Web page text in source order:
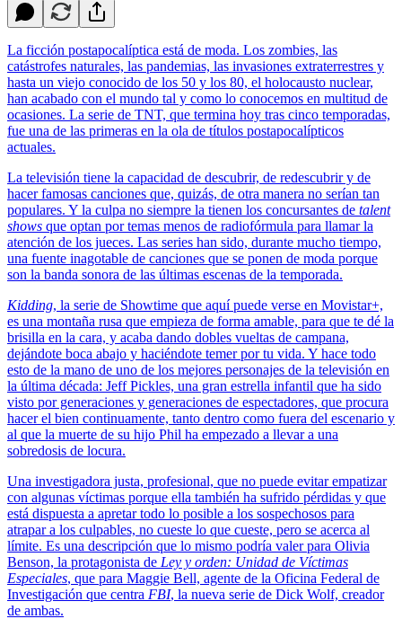
La ficción postapocalíptica está de moda. Los zombies, las
catástrofes naturales, las pandemias, las invasiones extraterrestres y
hasta un viejo conocido de los 50 y los 80, el holocausto nuclear,
han acabado con el mundo tal y como lo conocemos en multitud de
ocasiones. La serie de TNT, que termina hoy tras cinco temporadas,
fue una de las primeras en la ola de títulos postapocalípticos
actuales.
La televisión tiene la capacidad de descubrir, de redescubrir y de
hacer famosas canciones que, quizás, de otra manera no serían tan
populares. Y la culpa no siempre la tienen los concursantes de talent
shows que optan por temas menos de radiofórmula para llamar la
atención de los jueces. Las series han sido, durante mucho tiempo,
una fuente inagotable de canciones que se ponen de moda porque
son la banda sonora de las últimas escenas de la temporada.
Kidding, la serie de Showtime que aquí puede verse en Movistar+,
es una montaña rusa que empieza de forma amable, para que te dé la
brisilla en la cara, y acaba dando dobles vueltas de campana,
dejándote boca abajo y haciéndote temer por tu vida. Y hace todo
esto de la mano de uno de los mejores personajes de la televisión en
la última década: Jeff Pickles, una gran estrella infantil que ha sido
visto por generaciones y generaciones de espectadores, que procura
hacer el bien continuamente, tanto dentro como fuera del escenario y
al que la muerte de su hijo Phil ha empezado a llevar a una
sobredosis de locura.
Una investigadora justa, profesional, que no puede evitar empatizar
con algunas víctimas porque ella también ha sufrido pérdidas y que
está dispuesta a apretar todo lo posible a los sospechosos para
atrapar a los culpables, no cueste lo que cueste, pero se acerca al
límite. Es una descripción que lo mismo podría valer para Olivia
Benson, la protagonista de Ley y orden: Unidad de Víctimas
Especiales, que para Maggie Bell, agente de la Oficina Federal de
Investigación que centra FBI, la nueva serie de Dick Wolf, creador
de ambas.